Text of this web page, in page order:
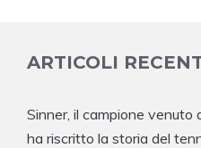
ARTICOLI
Sinner, il campione venuto
ha riscritto la storia del